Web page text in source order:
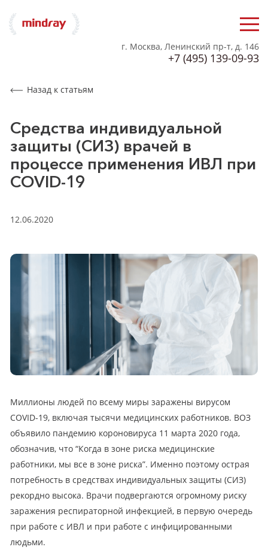
г. Москва, Ленинский пр-т, д. 146
+7 (495) 139-09-93
Назад к статьям
Средства индивидуальной
защиты (СИЗ) врачей в
процессе применения ИВЛ при
COVID-19
12.06.2020
Миллионы людей по всему миры заражены вирусом
COVID-19, включая тысячи медицинских работников. ВОЗ
объявило пандемию короновируса 11 марта 2020 года,
обозначив, что “Когда в зоне риска медицинские
работники, мы все в зоне риска”. Именно поэтому острая
потребность в средствах индивидуальных защиты (СИЗ)
рекордно высока. Врачи подвергаются огромному риску
заражения респираторной инфекцией, в первую очередь
при работе с ИВЛ и при работе с инфицированными
людьми.